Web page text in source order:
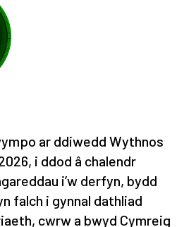
ar ddiwedd Wythnos
i ddod â chalendr
i’w derfyn, bydd
falch i gynnal dathliad
cwrw a bwyd Cymreig